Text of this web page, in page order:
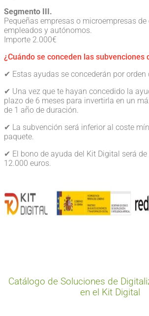
Segmento III.
Pequeñas empresas o microempresas de
empleados y autónomos.
Importe 2.000€
¿Cuándo se conceden las subvenciones
✔︎ Estas ayudas se concederán por orden
✔︎ Una vez que te hayan concedido la
plazo de 6 meses para invertirla en un
de 1 año de duración.
✔︎ La subvención será inferior al coste
paquete.
✔︎ El bono de ayuda del Kit Digital será
12.000 euros.
Catálogo de Soluciones de
en el Kit Digital